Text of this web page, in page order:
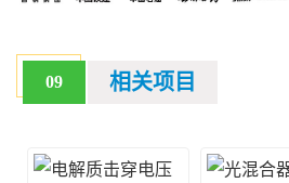
09 相关项目